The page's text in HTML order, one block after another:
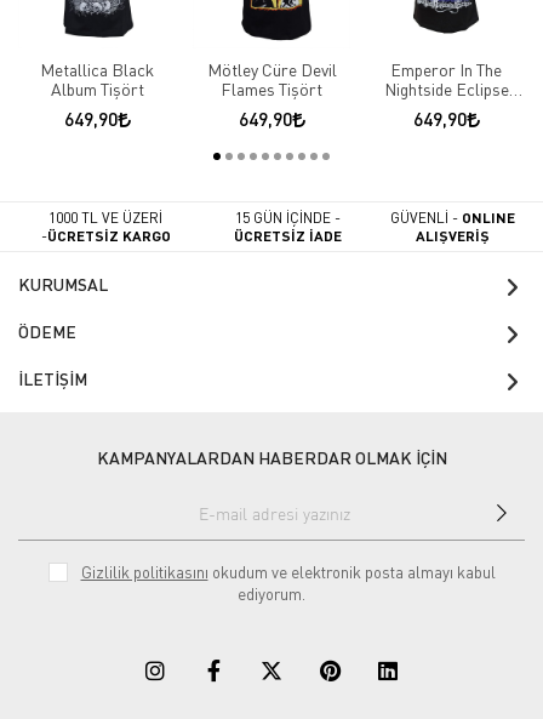
Metallica Black
Album Tişört
649,90
Mötley Cüre Devil
Flames Tişört
649,90
Emperor In The
Nightside Eclipse
Tişört
649,90
1000 TL VE ÜZERİ
-ÜCRETSİZ KARGO
15 GÜN İÇİNDE -
ÜCRETSİZ İADE
GÜVENLİ - ONLINE
ALIŞVERİŞ
KURUMSAL
ÖDEME
İLETİŞİM
KAMPANYALARDAN HABERDAR OLMAK İÇİN
Gizlilik politikasını okudum ve elektronik posta almayı kabul
ediyorum.